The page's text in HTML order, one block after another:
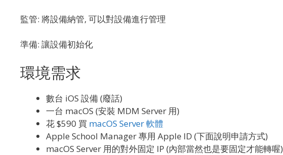
監管: 將設備納管, 可以對設備進行管理
準備: 讓設備初始化
環境需求
數台 iOS 設備 (廢話)
一台 macOS (安裝 MDM Server 用)
花 $590 買 macOS Server 軟體
Apple School Manager 專用 Apple ID (下面說明申請方式)
macOS Server 用的對外固定 IP (內部當然也是要固定才能轉喔)